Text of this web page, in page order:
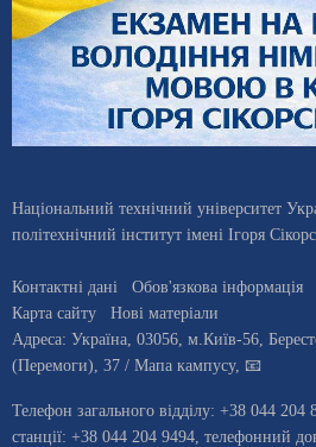
Національний технічний університет
політехнічний інститут імені Ігоря
Контактні дані Обов'язкова інформація
Карта сайту
Нові матеріали
Адреса: Україна 03056 , м. Київ-56,
(Перемоги), 37 / Мапа кампусу, 📧
Телефон загального відділу: +38 044 204
станцiї: +38 044 204 9494, телефонний